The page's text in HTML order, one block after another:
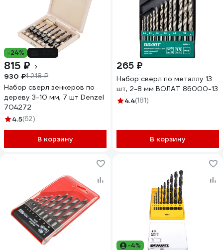
-24%
815 ₽
930 ₽1 218 ₽
Набор сверл зенкеров по
дереву 3-10 мм, 7 шт Denzel
704272
4.5(62)
В корзину
265 ₽
Набор сверл по металлу 13
шт, 2-8 мм ВОЛАТ 86000-13
4.4(181)
В корзину
-4%